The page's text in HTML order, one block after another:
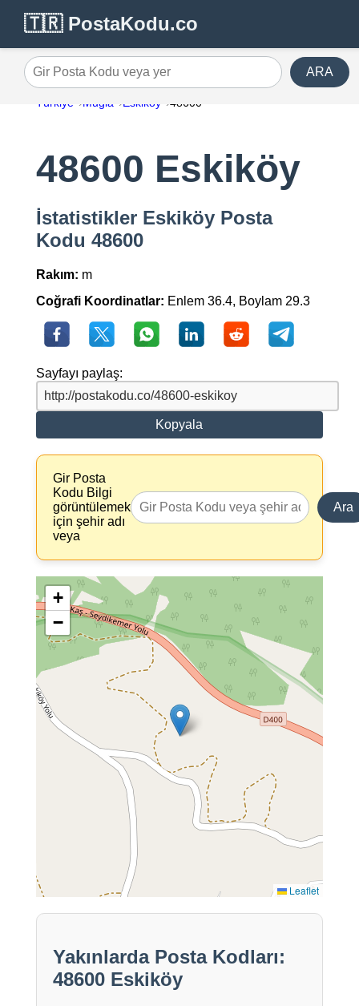
🇹🇷 PostaKodu.co
Gir Posta Kodu veya yer ARA
Türkiye Muğla Eskiköy 48600
48600 Eskiköy
İstatistikler Eskiköy Posta
Kodu 48600
Rakım: m
Coğrafi Koordinatlar: Enlem 36.4, Boylam 29.3
Sayfayı paylaş:
Kopyala
Gir Posta
Kodu Bilgi
görüntülemek
için şehir adı
veya
Ara
+
−
Leaflet
Yakınlarda Posta Kodları:
48600 Eskiköy